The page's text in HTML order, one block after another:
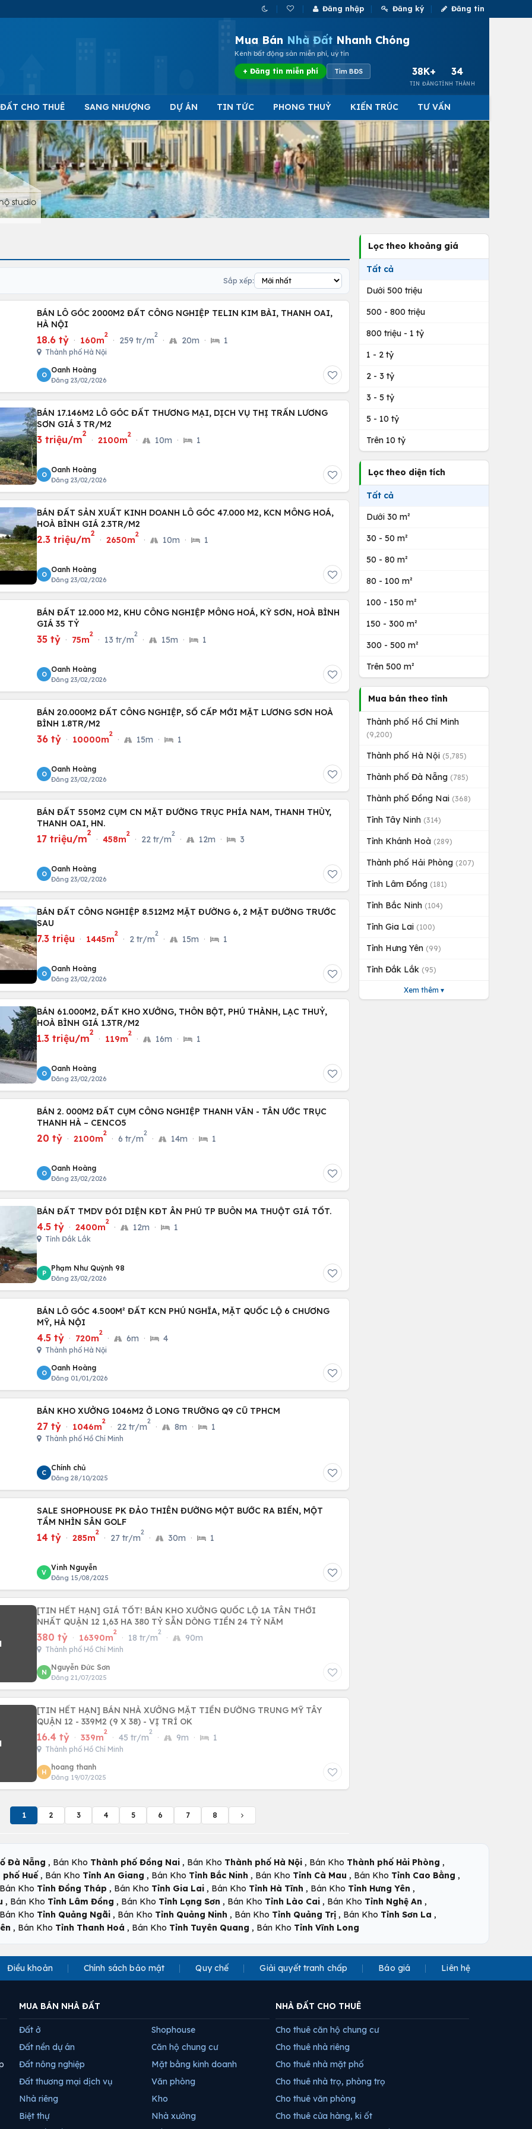
Đăng nhập Đăng ký Đăng tin
Mua Bán Nhà Đất Nhanh Chóng
Kênh bất động sản miễn phí, uy tín
+ Đăng tin miễn phí Tìm BĐS 38K+
TIN ĐĂNG
34
TỈNH THÀNH
CHO THUÊ SANG NHƯỢNG DỰ ÁN TIN TỨC PHONG THUỶ KIẾN TRÚC TƯ VẤN
studio
Sắp xếp:
BÁN LÔ GÓC 2000M2 ĐẤT CÔNG NGHIỆP TELIN KIM BÀI, THANH OAI,
HÀ NỘI
18.6 tỷ · 160m
2
· 259 tr/m
2
· 20m · 1
Thành phố Hà Nội
O
Oanh Hoàng
Đăng 23/02/2026
BÁN 17.146M2 LÔ GÓC ĐẤT THƯƠNG MẠI, DỊCH VỤ THỊ TRẤN LƯƠNG
SƠN GIÁ 3 TR/M2
3 triệu/m
2
· 2100m
2
· 10m · 1
O
Oanh Hoàng
Đăng 23/02/2026
BÁN ĐẤT SẢN XUẤT KINH DOANH LÔ GÓC 47.000 M2, KCN MÔNG HOÁ,
HOÀ BÌNH GIÁ 2.3TR/M2
2.3 triệu/m
2
· 2650m
2
· 10m · 1
O
Oanh Hoàng
Đăng 23/02/2026
BÁN ĐẤT 12.000 M2, KHU CÔNG NGHIỆP MÔNG HOÁ, KỲ SƠN, HOÀ BÌNH
GIÁ 35 TỶ
35 tỷ · 75m
2
· 13 tr/m
2
· 15m · 1
O
Oanh Hoàng
Đăng 23/02/2026
BÁN 20.000M2 ĐẤT CÔNG NGHIỆP, SỔ CẤP MỚI MẶT LƯƠNG SƠN HOÀ
BÌNH 1.8TR/M2
36 tỷ · 10000m
2
· 15m · 1
O
Oanh Hoàng
Đăng 23/02/2026
BÁN ĐẤT 550M2 CỤM CN MẶT ĐƯỜNG TRỤC PHÍA NAM, THANH THÙY,
THANH OAI, HN.
17 triệu/m
2
· 458m
2
· 22 tr/m
2
· 12m · 3
O
Oanh Hoàng
Đăng 23/02/2026
BÁN ĐẤT CÔNG NGHIỆP 8.512M2 MẶT ĐƯỜNG 6, 2 MẶT ĐƯỜNG TRƯỚC
SAU
7.3 triệu · 1445m
2
· 2 tr/m
2
· 15m · 1
O
Oanh Hoàng
Đăng 23/02/2026
BÁN 61.000M2, ĐẤT KHO XƯỞNG, THÔN BỘT, PHÚ THÀNH, LẠC THUỶ,
HOÀ BÌNH GIÁ 1.3TR/M2
1.3 triệu/m
2
· 119m
2
· 16m · 1
O
Oanh Hoàng
Đăng 23/02/2026
BÁN 2. 000M2 ĐẤT CỤM CÔNG NGHIỆP THANH VĂN - TÂN ƯỚC TRỤC
THANH HÀ – CENCO5
20 tỷ · 2100m
2
· 6 tr/m
2
· 14m · 1
O
Oanh Hoàng
Đăng 23/02/2026
BÁN ĐẤT TMDV ĐÓI DIỆN KĐT ÂN PHÚ TP BUÔN MA THUỘT GIÁ TỐT.
4.5 tỷ · 2400m
2
· 12m · 1
Tỉnh Đắk Lắk
P
Phạm Như Quỳnh 98
Đăng 23/02/2026
BÁN LÔ GÓC 4.500M² ĐẤT KCN PHÚ NGHĨA, MẶT QUỐC LỘ 6 CHƯƠNG
MỸ, HÀ NỘI
4.5 tỷ · 720m
2
· 6m · 4
Thành phố Hà Nội
O
Oanh Hoàng
Đăng 01/01/2026
BÁN KHO XƯỞNG 1046M2 Ở LONG TRƯỜNG Q9 CŨ TPHCM
27 tỷ · 1046m
2
· 22 tr/m
2
· 8m · 1
Thành phố Hồ Chí Minh
C
Chính chủ
Đăng 28/10/2025
SALE SHOPHOUSE PK ĐẢO THIÊN ĐƯỜNG MỘT BƯỚC RA BIỂN, MỘT
TẦM NHÌN SÂN GOLF
14 tỷ · 285m
2
· 27 tr/m
2
· 30m · 1
V
Vinh Nguyễn
Đăng 15/08/2025
[TIN HẾT HẠN] GIÁ TỐT! BÁN KHO XƯỞNG QUỐC LỘ 1A TÂN THỚI
NHẤT QUẬN 12 1,63 HA 380 TỶ SẴN DÒNG TIỀN 24 TỶ NĂM
380 tỷ · 16390m
2
· 18 tr/m
2
· 90m
Thành phố Hồ Chí Minh
N
Nguyễn Đức Sơn
Đăng 21/07/2025
[TIN HẾT HẠN] BÁN NHÀ XƯỞNG MẶT TIỀN ĐƯỜNG TRUNG MỸ TÂY
QUẬN 12 - 339M2 (9 X 38) - VỊ TRÍ OK
16.4 tỷ · 339m
2
· 45 tr/m
2
· 9m · 1
Thành phố Hồ Chí Minh
H
hoang thanh
Đăng 19/07/2025
1 2 3 4 5 6 7 8
Lọc theo khoảng giá
Tất cả
Dưới 500 triệu
500 - 800 triệu
800 triệu - 1 tỷ
1 - 2 tỷ
2 - 3 tỷ
3 - 5 tỷ
5 - 10 tỷ
Trên 10 tỷ
Lọc theo diện tích
Tất cả
Dưới 30 m²
30 - 50 m²
50 - 80 m²
80 - 100 m²
100 - 150 m²
150 - 300 m²
300 - 500 m²
Trên 500 m²
Mua bán theo tỉnh
Thành phố Hồ Chí Minh
(9,200)
Thành phố Hà Nội (5,785)
Thành phố Đà Nẵng (785)
Thành phố Đồng Nai (368)
Tỉnh Tây Ninh (314)
Tỉnh Khánh Hoà (289)
Thành phố Hải Phòng (207)
Tỉnh Lâm Đồng (181)
Tỉnh Bắc Ninh (104)
Tỉnh Gia Lai (100)
Tỉnh Hưng Yên (99)
Tỉnh Đắk Lắk (95)
Xem thêm ▾
Đà Nẵng , Bán Kho Thành phố Đồng Nai , Bán Kho Thành phố Hà Nội , Bán Kho Thành phố Hải Phòng ,
Huế , Bán Kho Tỉnh An Giang , Bán Kho Tỉnh Bắc Ninh , Bán Kho Tỉnh Cà Mau , Bán Kho Tỉnh Cao Bằng ,
Bán Kho Tỉnh Đồng Tháp , Bán Kho Tỉnh Gia Lai , Bán Kho Tỉnh Hà Tĩnh , Bán Kho Tỉnh Hưng Yên ,
, Bán Kho Tỉnh Lâm Đồng , Bán Kho Tỉnh Lạng Sơn , Bán Kho Tỉnh Lào Cai , Bán Kho Tỉnh Nghệ An ,
Bán Kho Tỉnh Quảng Ngãi , Bán Kho Tỉnh Quảng Ninh , Bán Kho Tỉnh Quảng Trị , Bán Kho Tỉnh Sơn La ,
, Bán Kho Tỉnh Thanh Hoá , Bán Kho Tỉnh Tuyên Quang , Bán Kho Tỉnh Vĩnh Long
Điều khoản Chính sách bảo mật Quy chế Giải quyết tranh chấp Báo giá Liên hệ
MUA BÁN NHÀ ĐẤT
Đất ở
Đất nền dự án
Đất nông nghiệp
Đất thương mại dịch vụ
Nhà riêng
Biệt thự
Shophouse
Căn hộ chung cư
Mặt bằng kinh doanh
Văn phòng
Kho
Nhà xưởng
NHÀ ĐẤT CHO THUÊ
Cho thuê căn hộ chung cư
Cho thuê nhà riêng
Cho thuê nhà mặt phố
Cho thuê nhà trọ, phòng trọ
Cho thuê văn phòng
Cho thuê cửa hàng, ki ốt